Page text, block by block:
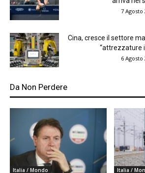
7 Agosto
Cina, cresce il settore
“attrezzature
6 Agosto
Da Non Perdere
Italia / Mondo Italia /